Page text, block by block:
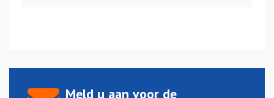
Meld u aan voor de